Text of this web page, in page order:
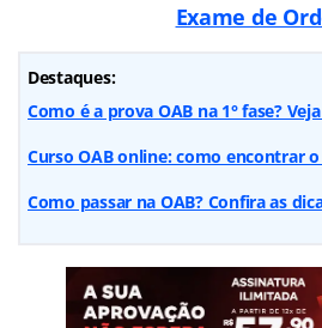
Exame de
Destaques:
Como é a prova OAB na 1° fase?
Curso OAB online: como encontrar
Como passar na OAB? Confira as